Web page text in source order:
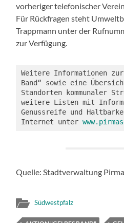
vorheriger telefonischer
Für Rückfragen steht
Trappmann unter der
zur Verfügung.
Weitere Informationen
Band“ sowie eine
Standorten kommunaler
weitere Listen mit
Genussreife und
Internet unter
Quelle: Stadtverwaltung
Südwestpfalz